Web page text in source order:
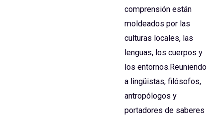
comprensión están
moldeados por las
culturas locales, las
lenguas, los cuerpos y
los entornos.Reuniendo
a lingüistas, filósofos,
antropólogos y
portadores de saberes